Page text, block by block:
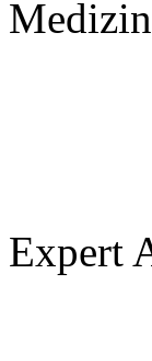
Expert